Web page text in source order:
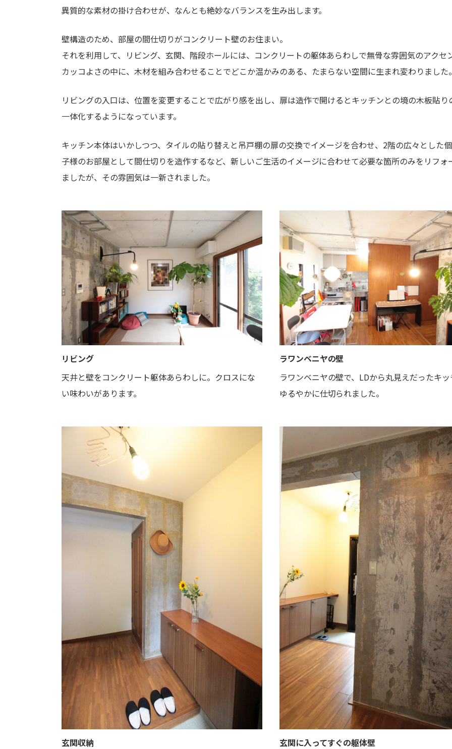
異質的な素材の掛け合わせが、なんとも絶妙なバランスを生み出します。
壁構造のため、部屋の間仕切りがコンクリート壁のお住まい。
それを利用して、リビング、玄関、階段ホールには、コンクリートの躯体あらわしで無骨な雰囲気のアクセ
カッコよさの中に、木材を組み合わせることでどこか温かみのある、たまらない空間に生まれ変わりました
リビングの入口は、位置を変更することで広がり感を出し、扉は造作で開けるとキッチンとの境の木板貼り
一体化するようになっています。
キッチン本体はいかしつつ、タイルの貼り替えと吊戸棚の扉の交換でイメージを合わせ、2階の広々とした
子様のお部屋として間仕切りを造作するなど、新しいご生活のイメージに合わせて必要な箇所のみをリフォ
ましたが、その雰囲気は一新されました。
リビング
天井と壁をコンクリート躯体あらわしに。クロスにな
い味わいがあります。
ラワンベニヤの壁
ラワンベニヤの壁で、LDから丸見えだったキ
ゆるやかに仕切られました。
玄関収納
玄関に入ってすぐの躯体壁